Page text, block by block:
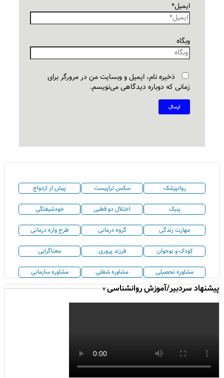
ایمیل*
وبگاه
ذخیره نام، ایمیل و وبسایت من در مرورگر برای
زمانی که دوباره دیدگاهی می‌نویسم.
روانپزشک سکس تراپیست پیش از ازدواج
پنیک اختلال دو قطبی خودشیفتگی
مهارت زندگی گروه درمانی طرح واره درمانی
کودک و نوجوان فرزند پروری معناگرایی
مشاوره تحصیلی مشاوره شغلی مشاوره سازمانی
پیشنهاد سردبیر/آموزش روانشناسی▼